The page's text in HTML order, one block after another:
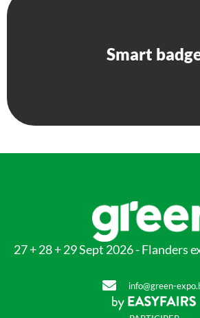
Smart
Smart
27 + 28 + 29 Sept 2026 - Flanders
info@green-